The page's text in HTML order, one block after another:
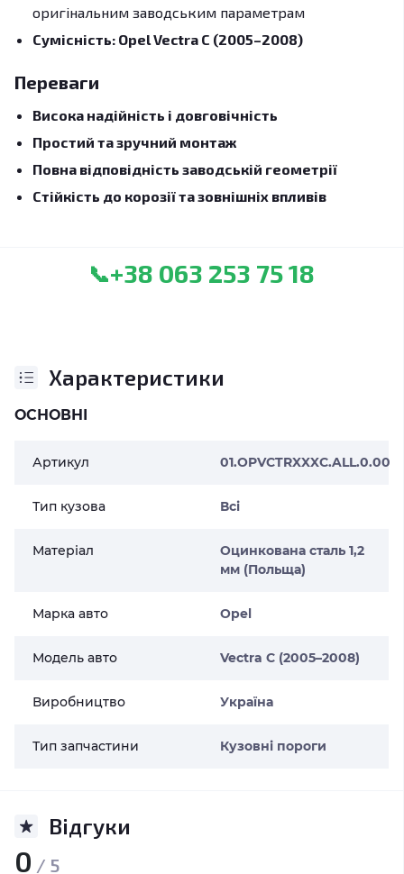
оригінальним заводським параметрам
Сумісність: Opel Vectra C (2005–2008)
Переваги
Висока надійність і довговічність
Простий та зручний монтаж
Повна відповідність заводській геометрії
Стійкість до корозії та зовнішніх впливів
📞+38 063 253 75 18
Характеристики
ОСНОВНІ
Артикул 01.OPVCTRXXXC.ALL.0.00
Тип кузова Всі
Матеріал
Оцинкована сталь 1,2
мм (Польща)
Марка авто Opel
Модель авто Vectra C (2005–2008)
Виробництво Україна
Тип запчастини Кузовні пороги
Відгуки
0 / 5